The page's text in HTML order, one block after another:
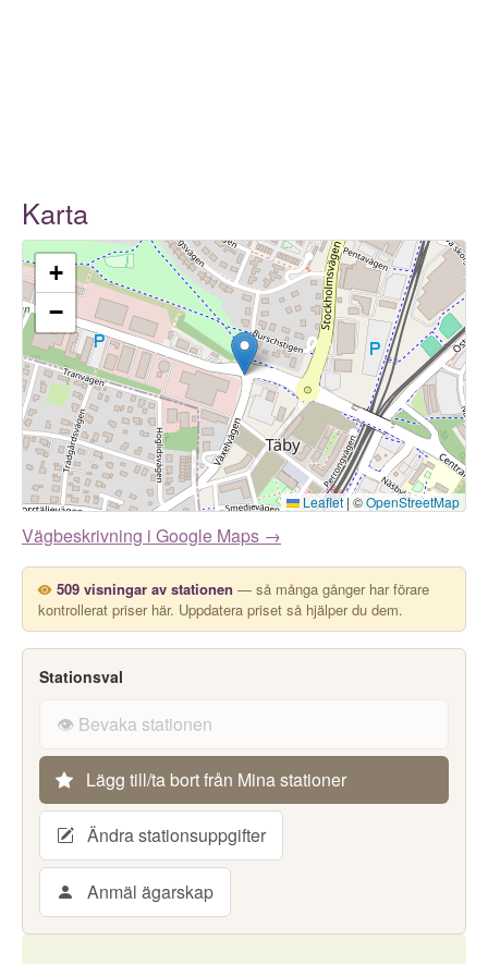
Karta
+
−
Leaflet |©OpenStreetMap
Vägbeskrivning i Google Maps →
509 visningar av stationen — så många gånger har förare
kontrollerat priser här. Uppdatera priset så hjälper du dem.
Stationsval
👁️ Bevaka stationen
Lägg till/ta bort från Mina stationer
Ändra stationsuppgifter
Anmäl ägarskap